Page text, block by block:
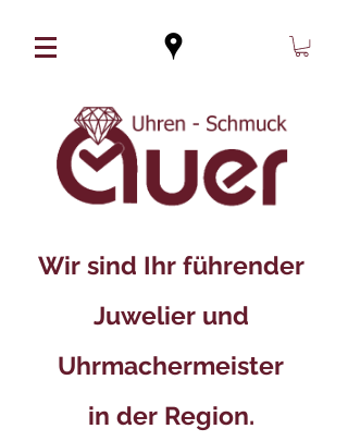
Wir sind Ihr führender
Juwelier und
Uhrmachermeister
in der Region.​